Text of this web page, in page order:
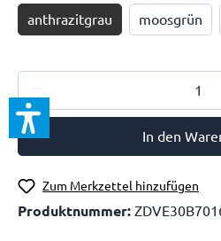
anthrazitgrau moosgrün
In den
Zum Merkzettel hinzufügen
Produktnummer: